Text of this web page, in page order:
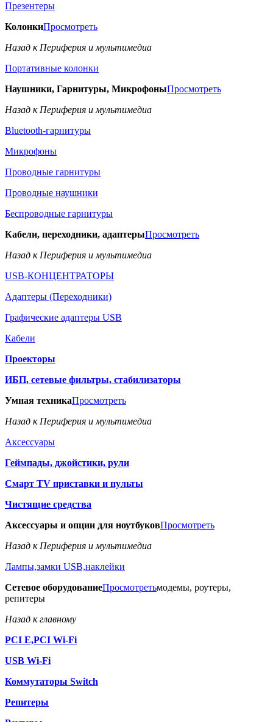
Презентеры
КолонкиПросмотреть
Назад к Периферия и мультимедиа
Портативные колонки
Наушники, Гарнитуры, МикрофоныПросмотреть
Назад к Периферия и мультимедиа
Bluetooth-гарнитуры
Микрофоны
Проводные гарнитуры
Проводные наушники
Беспроводные гарнитуры
Кабели, переходники, адаптерыПросмотреть
Назад к Периферия и мультимедиа
USB-КОНЦЕНТРАТОРЫ
Адаптеры (Переходники)
Графические адаптеры USB
Кабели
Проекторы
ИБП, сетевые фильтры, стабилизаторы
Умная техникаПросмотреть
Назад к Периферия и мультимедиа
Аксессуары
Геймпады, джойстики, рули
Смарт TV приставки и пульты
Чистящие средства
Аксессуары и опции для ноутбуковПросмотреть
Назад к Периферия и мультимедиа
Лампы,замки USB,наклейки
Сетевое оборудованиеПросмотретьмодемы, роутеры,
репитеры
Назад к главному
PCI E,PCI Wi-Fi
USB Wi-Fi
Коммутаторы Switch
Репитеры